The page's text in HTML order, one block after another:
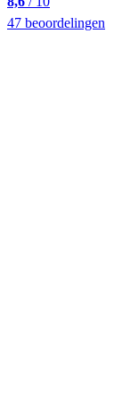
47 beoordelingen